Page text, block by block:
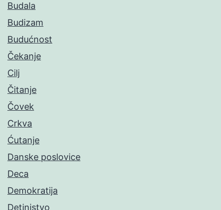
Budala
Budizam
Budućnost
Čekanje
Cilj
Čitanje
Čovek
Crkva
Ćutanje
Danske poslovice
Deca
Demokratija
Detinjstvo